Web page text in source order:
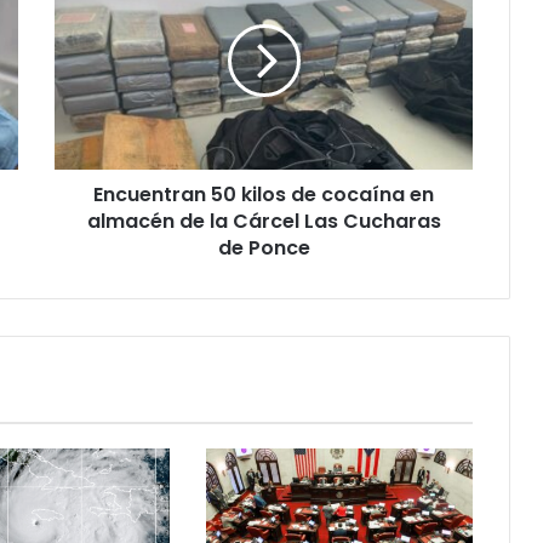
kilos
de
cocaína
en
almacén
de
la
Cárcel
Ponce
Encuentran 50 kilos de cocaína en
almacén de la Cárcel Las Cucharas
de Ponce